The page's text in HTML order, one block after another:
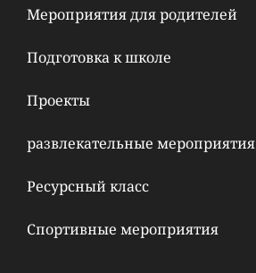
Мероприятия для родителей
Подготовка к школе
Проекты
развлекательные мероприятия
Ресурсный класс
Спортивные мероприятия